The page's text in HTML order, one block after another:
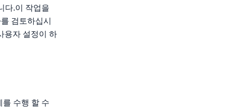
다.이 작업을
검토하십시
용자 설정이 하
수행 할 수